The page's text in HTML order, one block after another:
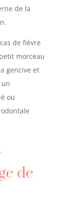
de la
de fièvre
morceau
gencive et
un
ou
de